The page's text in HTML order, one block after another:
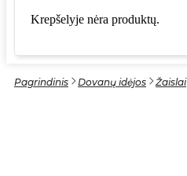
Krepšelyje nėra produktų.
Pagrindinis Dovanų idėjos Žaislai